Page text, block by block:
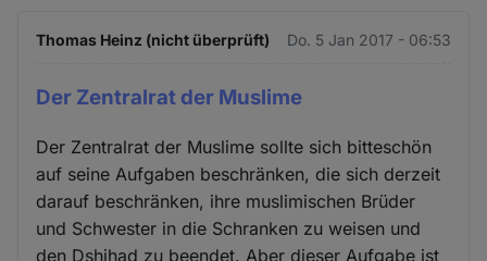
Thomas Heinz (nicht überprüft) Do. 5 Jan 2017 - 06:53
Der Zentralrat der Muslime
Der Zentralrat der Muslime sollte sich bitteschön
auf seine Aufgaben beschränken, die sich derzeit
darauf beschränken, ihre muslimischen Brüder
und Schwester in die Schranken zu weisen und
den Dshihad zu beendet. Aber dieser Aufgabe ist